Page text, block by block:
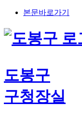
본문바로가기
도봉구
구청장실